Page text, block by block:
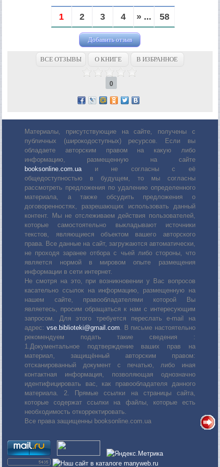
1 2 3 4 » ... 58
Добавить отзыв
ВСЕ ОТЗЫВЫ О КНИГЕ В ИЗБРАННОЕ
0
Материалы, присутствующие на сайте, получены с
публичных (широкодоступных) ресурсов. Если вы
обладаете авторским правом на какую либо
информацию, размещенную на сайте
booksonline.com.uaи не согласны с её
общедоступностью в будущем, то мы согласны
рассмотреть предложения по удалению определенного
материала, а также обсудить предложения о
договоренностях, разрешающих использовать данный
контент. Мы не отслеживаем действия пользователей,
которые самостоятельно выкладывают источники
текстов, являющиеся объектом вашего авторского
права. Все данные на сайт, загружаются автоматически,
не проходя заранее отбора с чьей либо стороны, что
является нормой в мировом опыте размещения
информации в сети интернет.
Не смотря на это, при возникновении у Вас вопросов
касательно ссылок на информацию, размещенную на
нашем сайте, правообладателями которой Вы
являетесь, просим обращаться к нам с интересующим
запросом. Для этого требуется переслать е-mail на
адрес: vse.biblioteki@gmail.com. В письме настоятельно
рекомендуем подать такие сведения :
1.Документальное подтверждение ваших прав на
материал, защищённый авторским правом:
отсканированный документ с печатью, либо иная
контактная информация, позволяющая однозначно
идентифицировать вас, как правообладателя данного
материала. 2. Прямые ссылки на страницы сайта,
которые содержат ссылки на файлы, которые есть
необходимость откорректировать.
Все права защищенны booksonline.com.ua